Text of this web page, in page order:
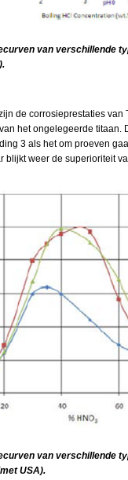
van verschillende
de corrosieprestaties van
het ongelegeerde titaan.
3 als het om proeven
blijkt weer de superioriteit
van verschillende
USA).